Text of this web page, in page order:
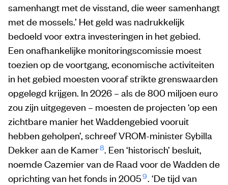
samenhangt met de visstand, die weer samenhangt
met de mossels.’ Het geld was nadrukkelijk
bedoeld voor extra investeringen in het gebied.
Een onafhankelijke monitoringscomissie moest
toezien op de voortgang, economische activiteiten
in het gebied moesten vooraf strikte grenswaarden
opgelegd krijgen. In 2026 – als de 800 miljoen euro
zou zijn uitgegeven – moesten de projecten ‘op een
zichtbare manier het Waddengebied vooruit
hebben geholpen’, schreef VROM-minister Sybilla
Dekker aan de Kamer8. Een ‘historisch’ besluit,
noemde Cazemier van de Raad voor de Wadden de
oprichting van het fonds in 20059. ‘De tijd van